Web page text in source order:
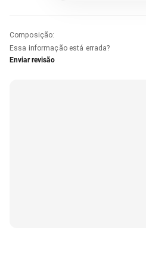
Composição:
Essa informação está errada?
Enviar revisão